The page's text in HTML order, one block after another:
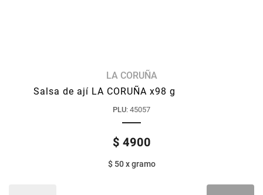
LA CORUÑA
Salsa de ají LA CORUÑA x98 g
PLU: 45057
$ 4900
$ 50xgramo